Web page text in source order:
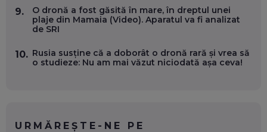
TA LOCALĂ - ȘI CE SĂ DAI ÎNAPOI
EP. 52
ROBERT GRAUR, FOMO: SPEAKERUL PE SCENĂ, INVITATUL
ÎN SALĂ, DAR ÎNVĂȚĂM UNII DE LA CEILALȚI. VIN JASON
DERULO, STEVEN BARTLETT ȘI ALȚI PESTE 60 DE
ȚIPĂ, CU FEȚELE ACOPERITE. CUM ÎNVĂȚĂM SĂ DISCUTĂM
9.
O dronă a fost găsită în mare, în dreptul unei
plaje din Mamaia (Video). Aparatul va fi analizat
de SRI
10. Rusia susține că a doborât o dronă rară și vrea să
o studieze: Nu am mai văzut niciodată așa ceva!
URMĂREȘTE-NE PE